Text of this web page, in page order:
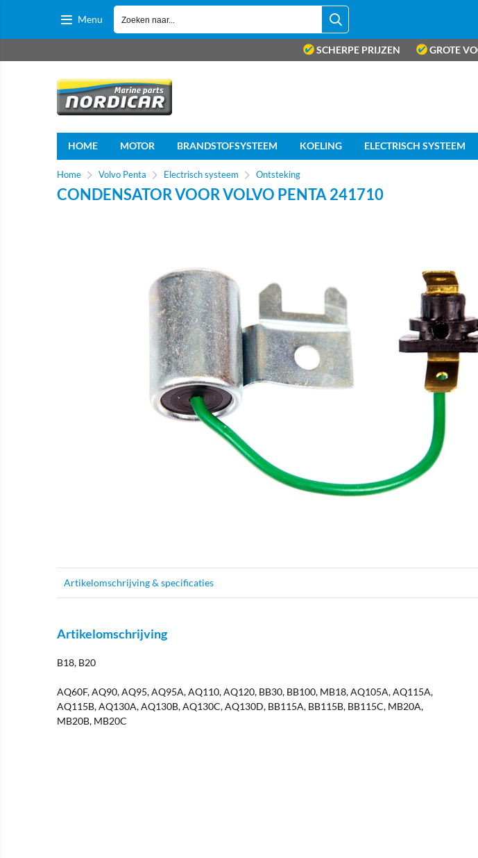
Menu
SCHERPE PRIJZEN GROTE
HOME MOTOR BRANDSTOFSYSTEEM KOELING ELECTRISCH SYSTEEM
Home Volvo Penta Electrisch systeem Ontsteking
CONDENSATOR VOOR VOLVO PENTA 241710
Artikelomschrijving & specificaties
Artikelomschrijving
B18, B20
AQ60F, AQ90, AQ95, AQ95A, AQ110, AQ120, BB30, BB100, MB18, AQ105A, AQ115A,
AQ115B, AQ130A, AQ130B, AQ130C, AQ130D, BB115A, BB115B, BB115C, MB20A,
MB20B, MB20C